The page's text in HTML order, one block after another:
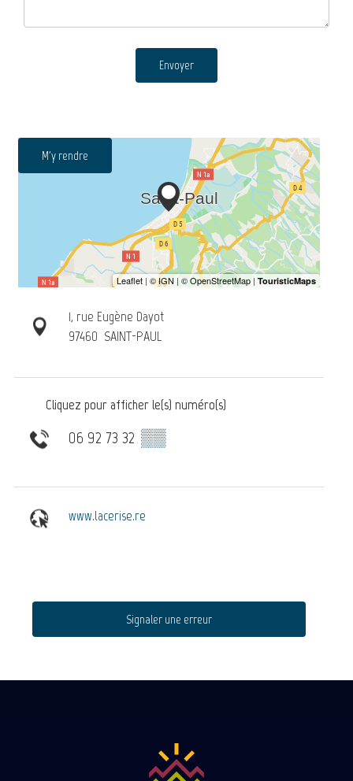
Envoyer
M'y rendre
1, rue Eugène Dayot
97460 SAINT-PAUL
Cliquez pour afficher le(s) numéro(s)
06 92 73 32 ▒▒
www.lacerise.re
Signaler une erreur